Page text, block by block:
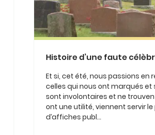
Histoire d’une faute
Et si, cet été, nous passions en
celles qui nous ont marqués
sont involontaires et ne
ont une utilité, viennent servir
d’affiches publ...